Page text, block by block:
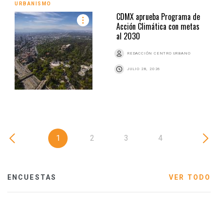
URBANISMO
CDMX aprueba Programa de
Acción Climática con metas
al 2030
REDACCIÓN CENTRO URBANO
JULIO 28, 2026
1 2 3 4
ENCUESTAS VER TODO